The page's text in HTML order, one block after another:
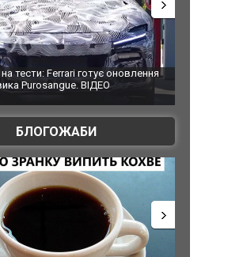
оновлення
Вийшов трейлер нової
фільму "Афера Томаса Крауна"
БЛОГОЖАБИ